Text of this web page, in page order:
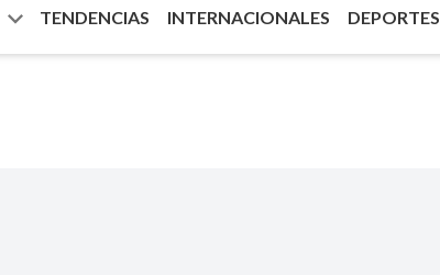
TENDENCIAS INTERNACIONALES DEPORTES